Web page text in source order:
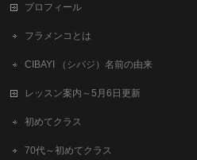
プロフィール
フラメンコとは
CIBAYI （シバジ）名前の由来
レッスン案内～5月6日更新
初めてクラス
70代～初めてクラス